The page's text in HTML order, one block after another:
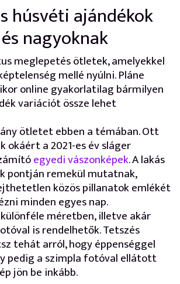
húsvéti ajándékok
nagyoknak
meglepetés ötletek, amelyekkel
mellé nyúlni. Pláne
online gyakorlatilag bármilyen
variációt össze lehet
ötletet ebben a témában. Ott
okáért a 2021-es év sláger
egyedi vászonképek. A lakás
pontján remekül mutatnak,
közös pillanatok emlékét
minden egyes nap.
méretben, illetve akár
is rendelhetők. Tetszés
tehát arról, hogy éppenséggel
pedig a szimpla fotóval ellátott
jön be inkább.